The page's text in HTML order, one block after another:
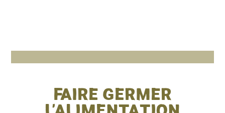
FAIRE GERMER